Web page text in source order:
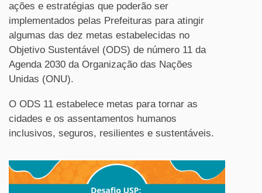
ações e estratégias que poderão ser
implementados pelas Prefeituras para atingir
algumas das dez metas estabelecidas no
Objetivo Sustentável (ODS) de número 11 da
Agenda 2030 da Organização das Nações
Unidas (ONU).
O ODS 11 estabelece metas para tornar as
cidades e os assentamentos humanos
inclusivos, seguros, resilientes e sustentáveis.